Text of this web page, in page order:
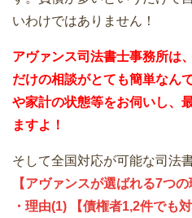
いわけではありません！
アヴァンス司法書士事務所は、
だけの相談がとても簡単なん
や家計の状態等をお伺いし、
ますよ！
そして全国対応が可能な司法
【アヴァンスが選ばれる7つの
・理由(1) 【債権者1,2件でも